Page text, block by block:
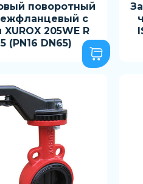
поворотный
с
205WE R
(PN16 DN65)